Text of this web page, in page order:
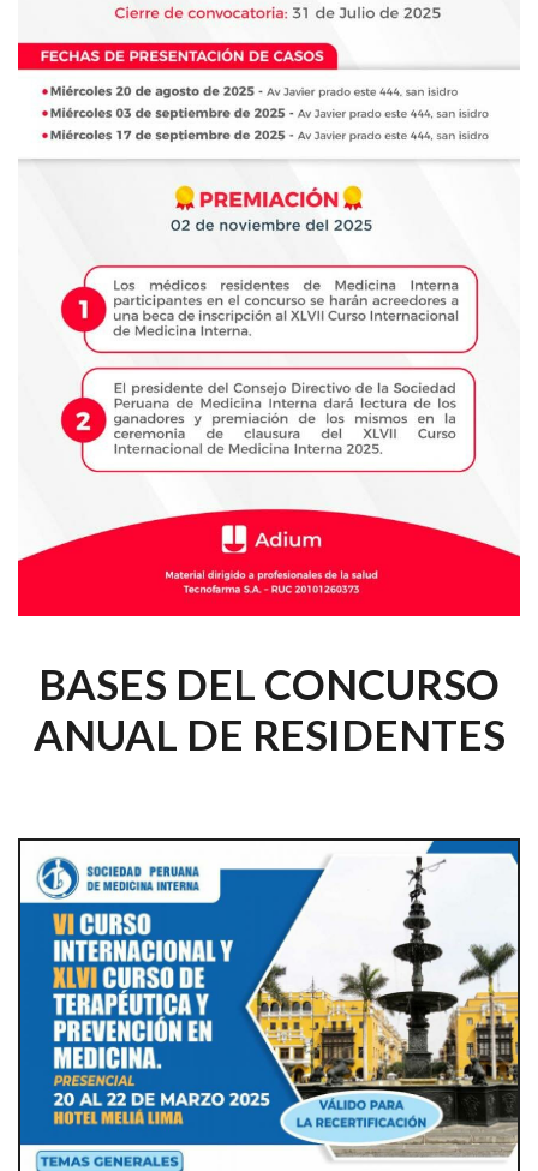
BASES DEL CONCURSO
ANUAL DE RESIDENTES